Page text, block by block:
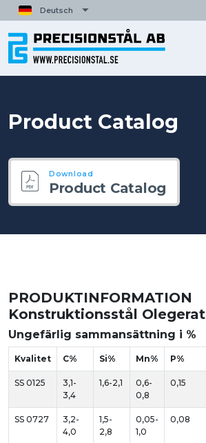
English
Svenska
Deutsch
Polski
Product Catalog
Download
Product Catalog
PRODUKTINFORMATION
Konstruktionsstål Olegerat
Ungefärlig sammansättning i %
Kvalitet C% Si% Mn% P%
SS 0125
3,1-
3,4
1,6-2,1
0,6-
0,8
0,15
SS 0727
3,2-
4,0
1,5-
2,8
0,05-
1,0
0,08